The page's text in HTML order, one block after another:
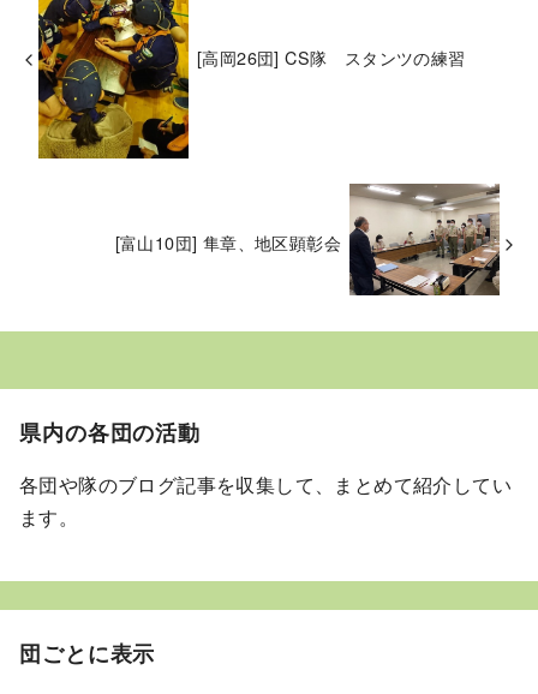
[高岡26団] CS隊 スタンツの練習
[富山10団] 隼章、地区顕彰会
県内の各団の活動
各団や隊のブログ記事を収集して、まとめて紹介してい
ます。
団ごとに表示